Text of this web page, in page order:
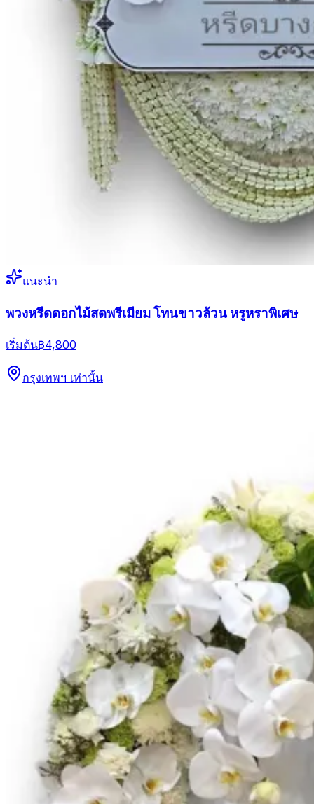
แนะนำ
พวงหรีดดอกไม้สดพรีเมียม โทนขาวล้วน หรูหราพิเศษ
เริ่มต้น฿4,800
กรุงเทพฯ เท่านั้น